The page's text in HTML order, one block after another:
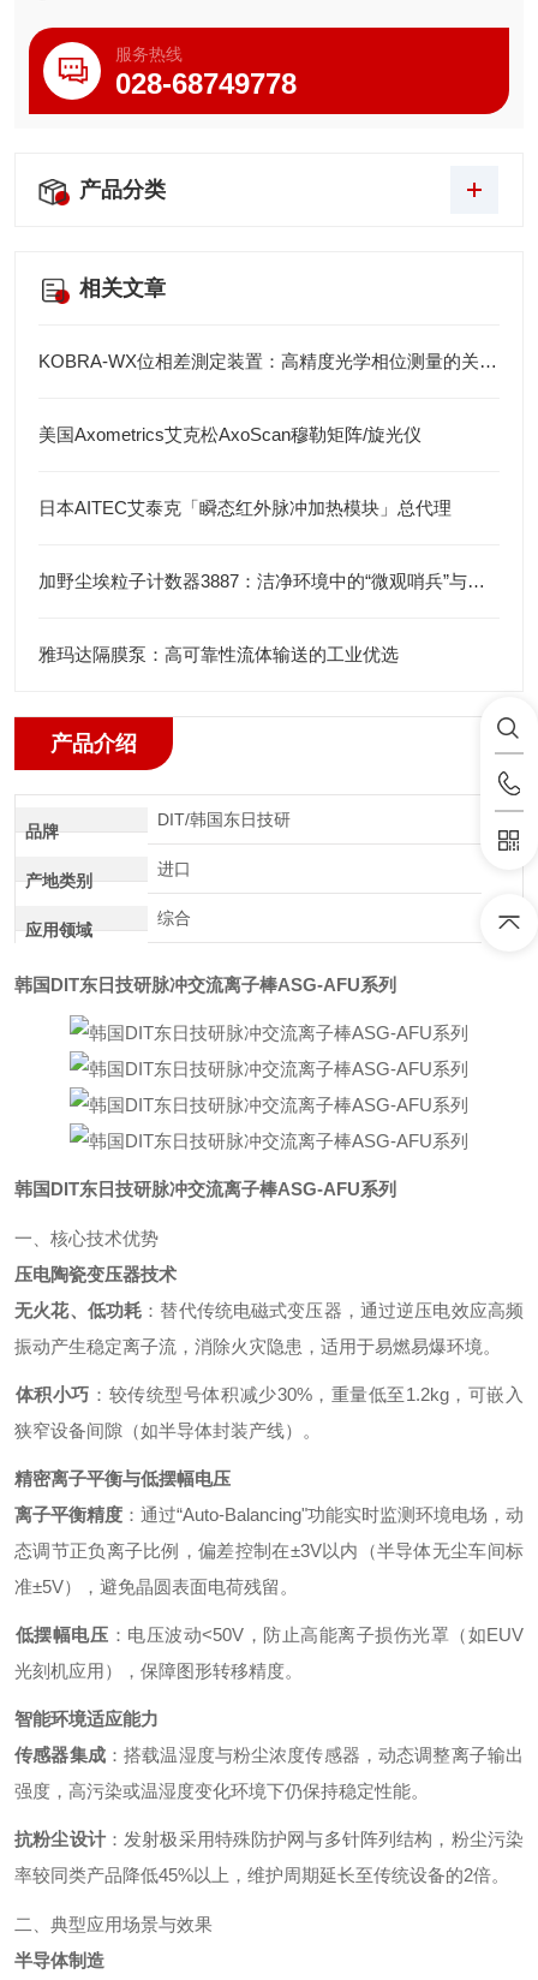
服务热线
028-68749778
产品分类
相关文章
KOBRA-WX位相差測定装置：高精度光学相位测量的关键技术解析
美国Axometrics艾克松AxoScan穆勒矩阵/旋光仪
日本AITEC艾泰克「瞬态红外脉冲加热模块」总代理
加野尘埃粒子计数器3887：洁净环境中的“微观哨兵”与洁净度“审计官”
雅玛达隔膜泵：高可靠性流体输送的工业优选
产品介绍
品牌
DIT/韩国东日技研
产地类别
进口
应用领域
综合
韩国DIT东日技研脉冲交流离子棒ASG-AFU系列
韩国DIT东日技研脉冲交流离子棒ASG-AFU系列
一、核心技术优势
压电陶瓷变压器技术
无火花、低功耗 ‌：替代传统电磁式变压器，通过逆压电效应高频
振动产生稳定离子流，消除火灾隐患，适用于易燃易爆环境。
体积小巧 ‌：较传统型号体积减少30%，重量低至1.2kg，可嵌入
狭窄设备间隙（如半导体封装产线）。
精密离子平衡与低摆幅电压
离子平衡精度 ‌：通过“Auto-Balancing"功能实时监测环境电场，动
态调节正负离子比例，偏差控制在±3V以内（半导体无尘车间标
准±5V），避免晶圆表面电荷残留。
低摆幅电压 ‌：电压波动<50V，防止高能离子损伤光罩（如EUV
光刻机应用），保障图形转移精度。
智能环境适应能力
传感器集成‌：搭载温湿度与粉尘浓度传感器，动态调整离子输出
强度，高污染或温湿度变化环境下仍保持稳定性能。
抗粉尘设计‌：发射极采用特殊防护网与多针阵列结构，粉尘污染
率较同类产品降低45%以上，维护周期延长至传统设备的2倍。
二、典型应用场景与效果
半导体制造